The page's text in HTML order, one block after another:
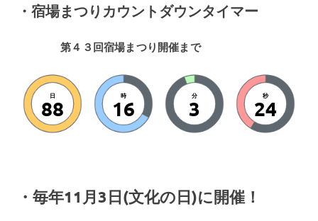
・宿場まつりカウントダウンタイマー
第４３回宿場まつり開催まで
日
88
時
16
分
3
秒
22
・毎年11月3日(文化の日)に開催！